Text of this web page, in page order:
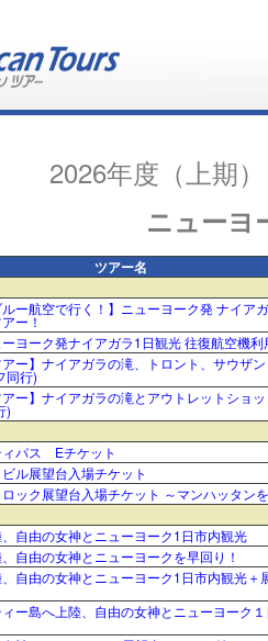
2026年度（上期
ニューヨ
ツアー名
ルー航空で行く！】ニューヨーク発 ナイア
ー！
ーヨーク発ナイアガラ1日観光 往復航空機
アー】ナイアガラの滝、トロント、サウザ
同行)
アー】ナイアガラの滝とアウトレットショ
)
ィパス Eチケット
ル展望台入場チケット
ック展望台入場チケット ～マンハッタン
自由の女神とニューヨーク1日市内観光
自由の女神とニューヨークを早回り！
自由の女神とニューヨーク1日市内観光＋
ィー島へ上陸、自由の女神とニューヨーク